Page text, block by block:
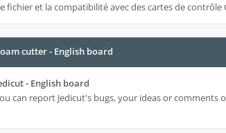
fichier et la compatibilité avec des cartes de contrôle
cutter - English board
- English board
can report Jedicut's bugs, your ideas or comments